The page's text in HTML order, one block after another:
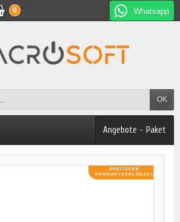
Whatsapp
OK
0
Angebote - Paket